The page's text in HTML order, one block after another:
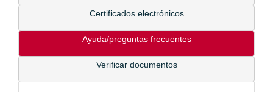
Certificados electrónicos
Ayuda/preguntas frecuentes
Verificar documentos